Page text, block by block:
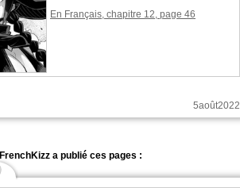
En Français, chapitre 12, page 46
5août2022
FrenchKizz a publié ces pages :